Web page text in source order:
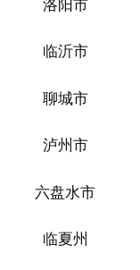
临沂市
聊城市
泸州市
六盘水市
临夏州